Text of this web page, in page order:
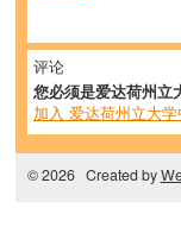
评论
您必须是爱达荷州立
加入 爱达荷州立大
© 2026 Created by